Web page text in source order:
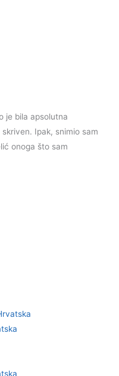
je bila apsolutna
Ipak, snimio sam
onoga što sam